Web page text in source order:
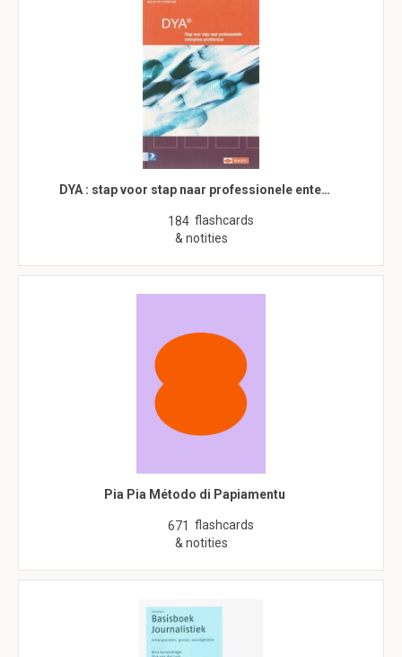
DYA : stap voor stap naar professionele ente…
184 flashcards
& notities
Pia Pia Método di Papiamentu
671 flashcards
& notities